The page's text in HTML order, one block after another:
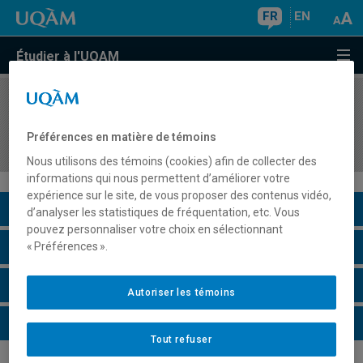
FR EN
Étudier à l'UQAM
COURS//
d'innovation en tourisme
Description du cours
Horaire - Été 2026
Horaire - Automne 2026
Horaire - Hiver 2027
Préférences en matière de témoins
Nous utilisons des témoins (cookies) afin de collecter des
informations qui nous permettent d’améliorer votre
expérience sur le site, de vous proposer des contenus vidéo,
d’analyser les statistiques de fréquentation, etc. Vous
pouvez personnaliser votre choix en sélectionnant
« Préférences ».
Tout refuser
Autoriser les témoins